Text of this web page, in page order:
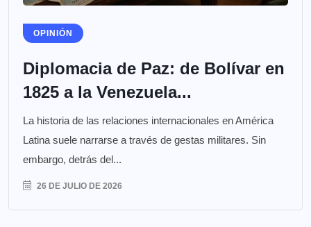
OPINIÓN
Diplomacia de Paz: de Bolívar en
1825 a la Venezuela...
La historia de las relaciones internacionales en América
Latina suele narrarse a través de gestas militares. Sin
embargo, detrás del...
26 DE JULIO DE 2026